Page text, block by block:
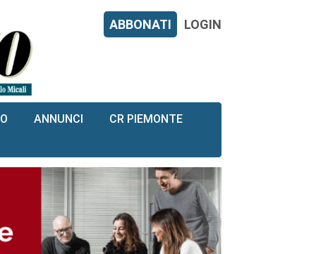
ABBONATI LOGIN
ANNUNCI CR PIEMONTE